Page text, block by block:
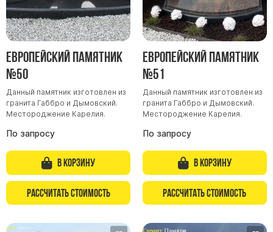
Европейский памятник
№50
Данный памятник изготовлен из
гранита Габбро и Дымовский.
Местороджение Карелия.
По запросу
В корзину
Рассчитать стоимость
Европейский памятник
№51
Данный памятник изготовлен из
гранита Габбро и Дымовский.
Местороджение Карелия.
По запросу
В корзину
Рассчитать стоимость